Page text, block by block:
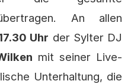
An allen
Uhr der Sylter DJ
mit seiner Live-
Unterhaltung, die